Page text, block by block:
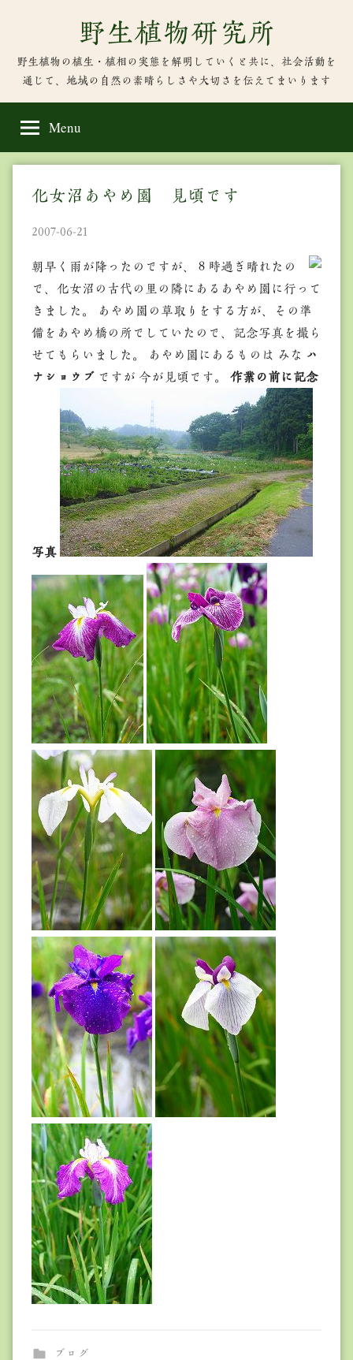
content
野生植物研究所
野生植物の植生・植相の実態を解明していくと共に、社会活動を
通じて、地域の自然の素晴らしさや大切さを伝えてまいります
Menu
化女沼あやめ園 見頃です
2007-06-21
朝早く雨が降ったのですが、８時過ぎ晴れたの
で、化女沼の古代の里の隣にあるあやめ園に行って
きました。 あやめ園の草取りをする方が、その準
備をあやめ橋の所でしていたので、記念写真を撮ら
せてもらいました。 あやめ園にあるものは みな ハ
ナショウブ ですが 今が見頃です。 作業の前に記念
写真
ブログ